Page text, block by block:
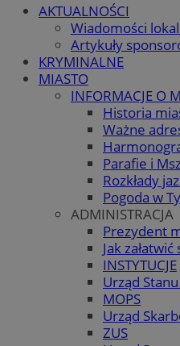
AKTUALNOŚCI
Wiadomości
Artykuły
KRYMINALNE
MIASTO
INFORMACJE O
Historia
Ważne
Parafie i
Rozkłady
Pogoda w
ADMINISTRACJA
Prezydent
Jak
INSTYTUCJE
Urząd
MOPS
Urząd
ZUS